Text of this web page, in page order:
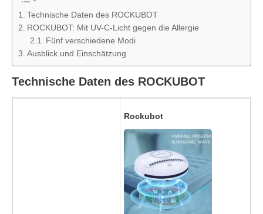
Technische Daten des ROCKUBOT
ROCKUBOT: Mit UV-C-Licht gegen die Allergie
Fünf verschiedene Modi
Ausblick und Einschätzung
Technische Daten des ROCKUBOT
Rockubot